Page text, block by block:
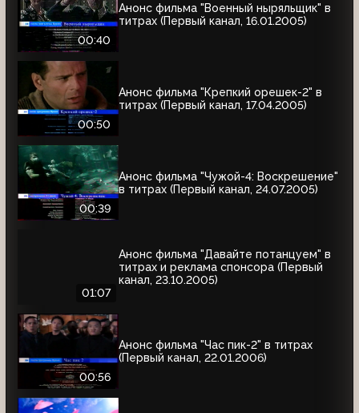
00:40
Анонс фильма "Военный ныряльщик" в
титрах (Первый канал, 16.01.2005)
00:50
Анонс фильма "Крепкий орешек-2" в
титрах (Первый канал, 17.04.2005)
00:39
Анонс фильма "Чужой-4: Воскрешение"
в титрах (Первый канал, 24.07.2005)
01:07
Анонс фильма "Давайте потанцуем" в
титрах и реклама спонсора (Первый
канал, 23.10.2005)
00:56
Анонс фильма "Час пик-2" в титрах
(Первый канал, 22.01.2006)